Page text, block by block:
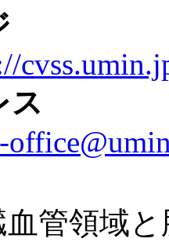
ス
域と脳